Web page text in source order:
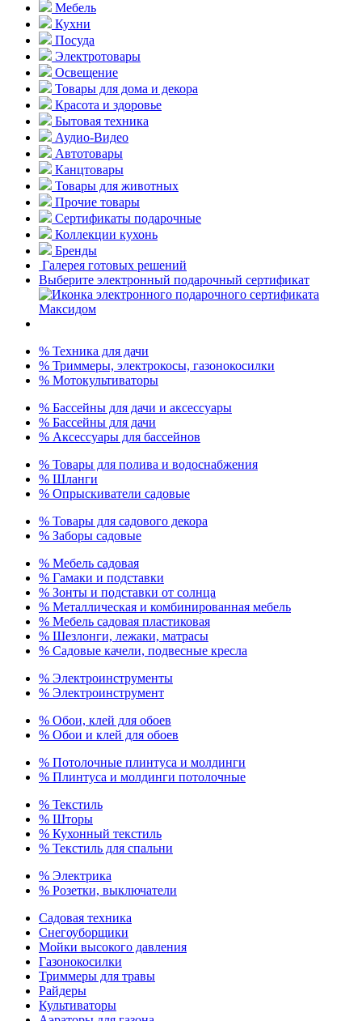
Мебель
Кухни
Посуда
Электротовары
Освещение
Товары для дома и декора
Красота и здоровье
Бытовая техника
Аудио-Видео
Автотовары
Канцтовары
Товары для животных
Прочие товары
Сертификаты подарочные
Коллекции кухонь
Бренды
Галерея готовых решений
Выберите электронный подарочный сертификат
% Техника для дачи
% Триммеры, электрокосы, газонокосилки
% Мотокультиваторы
% Бассейны для дачи и аксессуары
% Бассейны для дачи
% Аксессуары для бассейнов
% Товары для полива и водоснабжения
% Шланги
% Опрыскиватели садовые
% Товары для садового декора
% Заборы садовые
% Мебель садовая
% Гамаки и подставки
% Зонты и подставки от солнца
% Металлическая и комбинированная мебель
% Мебель садовая пластиковая
% Шезлонги, лежаки, матрасы
% Садовые качели, подвесные кресла
% Электроинструменты
% Электроинструмент
% Обои, клей для обоев
% Обои и клей для обоев
% Потолочные плинтуса и молдинги
% Плинтуса и молдинги потолочные
% Текстиль
% Шторы
% Кухонный текстиль
% Текстиль для спальни
% Электрика
% Розетки, выключатели
Садовая техника
Снегоуборщики
Мойки высокого давления
Газонокосилки
Триммеры для травы
Райдеры
Культиваторы